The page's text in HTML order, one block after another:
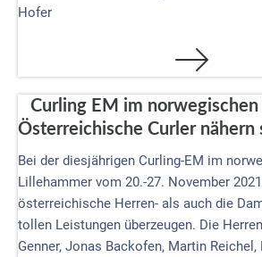
Hofer
Curling EM im
Österreichische Curler nähern
Bei der diesjährigen Curling-EM im
Lillehammer vom 20.-27. November
österreichische Herren- als auch die
tollen Leistungen überzeugen. Die
Genner, Jonas Backofen, Martin